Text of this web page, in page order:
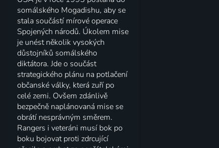
somálského Mogadishu, aby se
stala součástí mírové operace
Spojených národů. Úkolem mise
je unést několik vysokých
důstojníků somálského
diktátora. Jde o součást
strategického plánu na potlačení
občanské války, která zuří po
celé zemi. Ovšem zdánlivě
bezpečně naplánovaná mise se
obrátí nesprávným směrem.
Rangers i veteráni musí bok po
boku bojovat proti zdrcující